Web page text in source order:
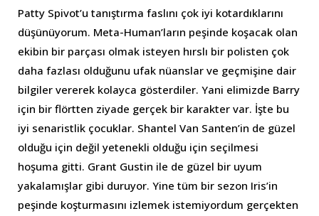
Patty Spivot’u tanıştırma faslını çok iyi kotardıklarını
düşünüyorum. Meta-Human’ların peşinde koşacak olan
ekibin bir parçası olmak isteyen hırslı bir polisten çok
daha fazlası olduğunu ufak nüanslar ve geçmişine dair
bilgiler vererek kolayca gösterdiler. Yani elimizde Barry
için bir flörtten ziyade gerçek bir karakter var. İşte bu
iyi senaristlik çocuklar. Shantel Van Santen’in de güzel
olduğu için değil yetenekli olduğu için seçilmesi
hoşuma gitti. Grant Gustin ile de güzel bir uyum
yakalamışlar gibi duruyor. Yine tüm bir sezon Iris’in
peşinde koşturmasını izlemek istemiyordum gerçekten